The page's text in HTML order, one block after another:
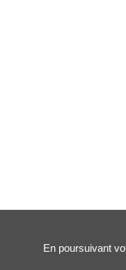
En poursuivant